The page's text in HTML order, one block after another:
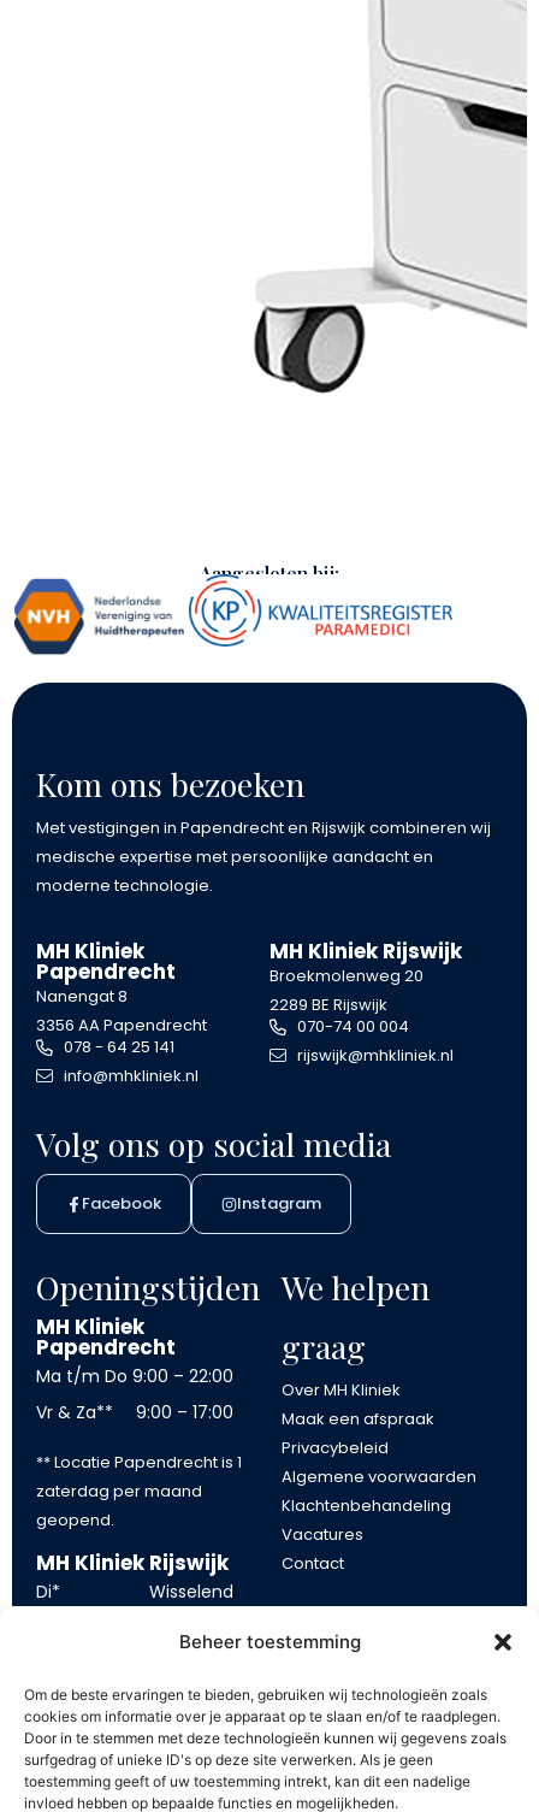
Beheer toestemming
Om de beste ervaringen te bieden, gebruiken wij technologieën zoals
cookies om informatie over je apparaat op te slaan en/of te raadplegen.
Door in te stemmen met deze technologieën kunnen wij gegevens zoals
surfgedrag of unieke ID's op deze site verwerken. Als je geen
toestemming geeft of uw toestemming intrekt, kan dit een nadelige
invloed hebben op bepaalde functies en mogelijkheden.
Aangesloten bij:
Kom ons bezoeken
Met vestigingen in Papendrecht en Rijswijk combineren wij
medische expertise met persoonlijke aandacht en
moderne technologie.
MH Kliniek
Papendrecht
Nanengat 8
3356 AA Papendrecht
078 - 64 25 141
info@mhkliniek.nl
MH Kliniek Rijswijk
Broekmolenweg 20
2289 BE Rijswijk
070-74 00 004
rijswijk@mhkliniek.nl
Volg ons op social media
Facebook Instagram
Openingstijden
MH Kliniek
Papendrecht
Ma t/m Do 9:00 – 22:00
Vr & Za**
9:00 – 17:00
** Locatie Papendrecht is 1
zaterdag per maand
geopend.
MH Kliniek Rijswijk
Di*
Wisselend
*tijden op dinsdag kunnen
eerder of later beginnen.
We helpen
graag
Over MH Kliniek
Maak een afspraak
Privacybeleid
Algemene voorwaarden
Klachtenbehandeling
Vacatures
Contact
Blijf op de
hoogte
Blijf op de hoogte van onze
aanbiedingen. Schrijf u in op
onze mailing en ontvang €